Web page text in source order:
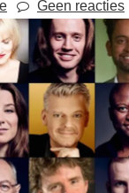
Geen reacties